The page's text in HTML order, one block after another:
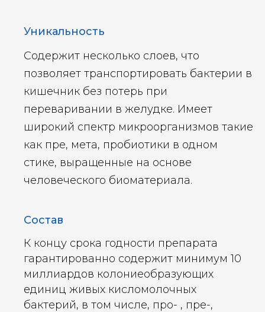
Уникальность
Содержит несколько слоев, что
позволяет транспортировать бактерии в
кишечник без потерь при
переваривании в желудке. Имеет
широкий спектр микроорганизмов такие
как пре, мета, пробиотики в одном
стике, выращенные на основе
человеческого биоматериала.
Состав
К концу срока годности препарата
гарантированно содержит минимум 10
миллиардов колониеобразующих
единиц живых кисломолочных
бактерий, в том числе, про- , пре-,